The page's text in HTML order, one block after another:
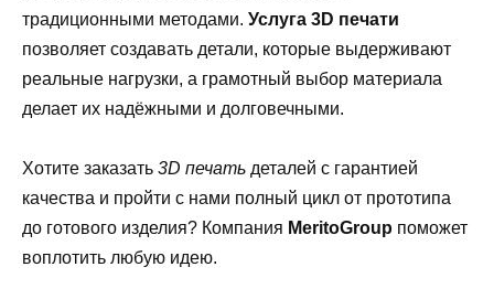
традиционными методами. Услуга 3D печати
позволяет создавать детали, которые выдерживают
реальные нагрузки, а грамотный выбор материала
делает их надёжными и долговечными.
Хотите заказать 3D печать деталей с гарантией
качества и пройти с нами полный цикл от прототипа
до готового изделия? Компания MeritoGroup поможет
воплотить любую идею.